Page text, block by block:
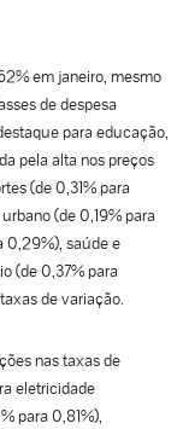
em janeiro, mesmo
de despesa
para educação,
pela alta nos preços
(de 0,31% para
(de 0,19% para
0,29%), saúde e
(de 0,37% para
de variação.
nas taxas de
eletricidade
para 0,81%),